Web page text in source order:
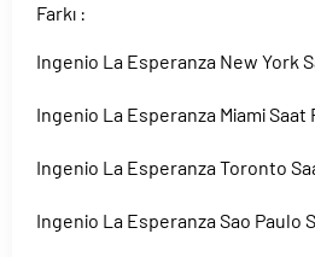
Farkı :
Ingenio La Esperanza New York
Ingenio La Esperanza Miami Saat
Ingenio La Esperanza Toronto
Ingenio La Esperanza Sao Paulo